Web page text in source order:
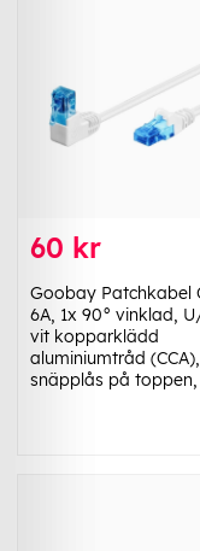
60 kr
Goobay Patchkabel
6A, 1x 90° vinklad,
vit kopparklädd
aluminiumtråd (CCA),
snäpplås på toppen,